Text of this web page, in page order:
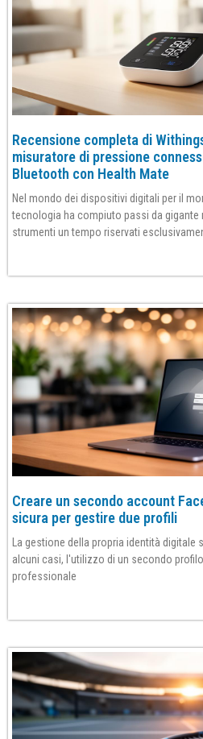
Recensione completa di
misuratore di pressione
Bluetooth con Health Mate
Nel mondo dei dispositivi digitali per il
tecnologia ha compiuto passi da gigante
strumenti un tempo riservati
Creare un secondo account
sicura per gestire due profili
La gestione della propria identità digitale
alcuni casi, l'utilizzo di un secondo
professionale